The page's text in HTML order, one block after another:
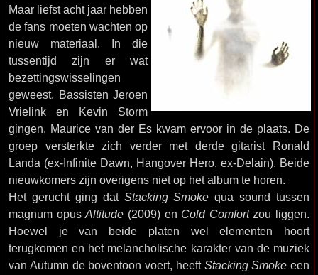
Maar liefst acht jaar hebben
de fans moeten wachten op
nieuw materiaal. In die
tussentijd zijn er wat
bezettingswisselingen
geweest. Bassisten Jeroen
Vrielink en Kevin Storm
gingen, Maurice van der Es kwam ervoor in de plaats. De
groep versterkte zich verder met derde gitarist Ronald
Landa (ex-Infinite Dawn, Hangover Hero, ex-Delain). Beide
nieuwkomers zijn overigens niet op het album te horen.
Het gerucht ging dat Stacking Smoke qua sound tussen
magnum opusAltitude (2009) en Cold Comfortzou liggen.
Hoewel je van beide platen wel elementen hoort
terugkomen en het melancholische karakter van de muziek
van Autumn de boventoon voert, heeft Stacking Smoke een